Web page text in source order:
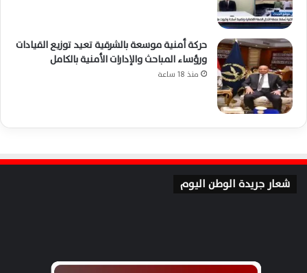
حركة أمنية موسعة بالشرقية تعيد توزيع القيادات
ورؤساء المباحث والإدارات الأمنية بالكامل
منذ 18 ساعة
شعار جريدة الوطن اليوم